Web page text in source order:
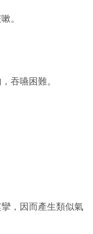
。
吞嚥困難。
，因而產生類似氣